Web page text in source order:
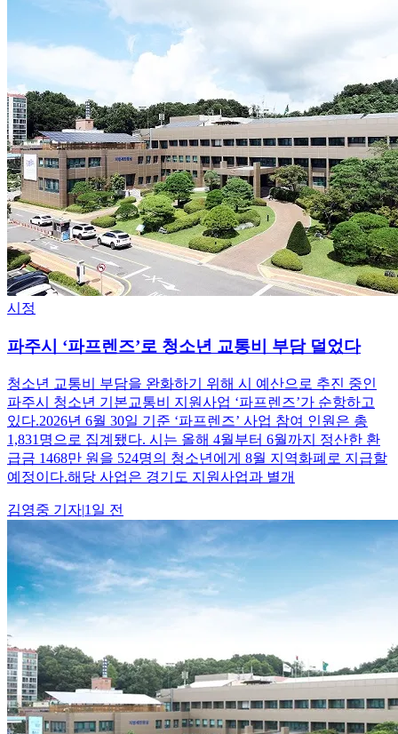
시정
파주시 ‘파프렌즈’로 청소년 교통비 부담 덜었다
청소년 교통비 부담을 완화하기 위해 시 예산으로 추진 중인
파주시 청소년 기본교통비 지원사업 ‘파프렌즈’가 순항하고
있다.2026년 6월 30일 기준 ‘파프렌즈’ 사업 참여 인원은 총
1,831명으로 집계됐다. 시는 올해 4월부터 6월까지 정산한 환
급금 1468만 원을 524명의 청소년에게 8월 지역화폐로 지급할
예정이다.해당 사업은 경기도 지원사업과 별개
김영중 기자|1일 전